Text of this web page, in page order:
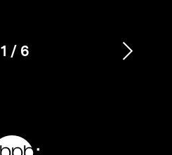
Karussellinhalt
1
von
/ 6